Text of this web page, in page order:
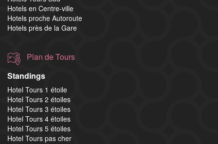
Hotels en Centre-ville
Hotels proche Autoroute
Hotels près de la Gare
Plan de Tours
Standings
Hotel Tours 1 étoile
Hotel Tours 2 étoiles
Hotel Tours 3 étoiles
Hotel Tours 4 étoiles
Hotel Tours 5 étoiles
Hotel Tours pas cher